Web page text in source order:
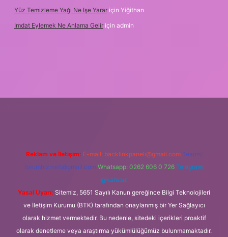
Yüz Temizleme Yağı Ne Işe Yarar için Yiğithan
Imdat Eylemek Ne Anlama Gelir için admin
Reklam ve İletişim: E-mail: backlinkpaneli@gmail.com Teams:
forumhizmeti@gmail.com Whatsapp: 0262 606 0 726 Telegram:
@karabul
Yasal Uyarı: Sitemiz, 5651 Sayılı Kanun gereğince Bilgi Teknolojileri
ve İletişim Kurumu (BTK) tarafından onaylanmış bir Yer Sağlayıcı
olarak hizmet vermektedir. Bu nedenle, sitedeki içerikleri proaktif
olarak denetleme veya araştırma yükümlülüğümüz bulunmamaktadır.